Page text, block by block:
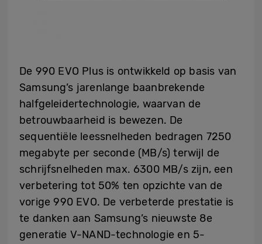
De 990 EVO Plus is ontwikkeld op basis van
Samsung’s jarenlange baanbrekende
halfgeleidertechnologie, waarvan de
betrouwbaarheid is bewezen. De
sequentiële leessnelheden bedragen 7250
megabyte per seconde (MB/s) terwijl de
schrijfsnelheden max. 6300 MB/s zijn, een
verbetering tot 50% ten opzichte van de
vorige 990 EVO. De verbeterde prestatie is
te danken aan Samsung’s nieuwste 8e
generatie V-NAND-technologie en 5-